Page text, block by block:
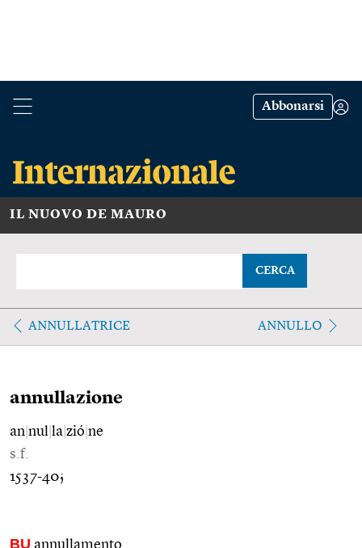
Abbonarsi
IL NUOVO DE MAURO
CERCA
ANNULLATRICE ANNULLO
annullazione
an nul la zió ne
s.f.
1537-40;
BU annullamento